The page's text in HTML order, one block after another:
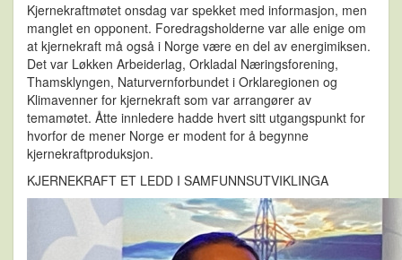
Kjernekraftmøtet onsdag var spekket med informasjon, men
manglet en opponent. Foredragsholderne var alle enige om
at kjernekraft må også i Norge være en del av energimiksen.
Det var Løkken Arbeiderlag, Orkladal Næringsforening,
Thamsklyngen, Naturvernforbundet i Orklaregionen og
Klimavenner for kjernekraft som var arrangører av
temamøtet. Åtte innledere hadde hvert sitt utgangspunkt for
hvorfor de mener Norge er modent for å begynne
kjernekraftproduksjon.
KJERNEKRAFT ET LEDD I SAMFUNNSUTVIKLINGA